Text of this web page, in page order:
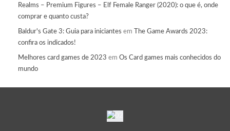
Realms – Premium Figures – Elf Female Ranger (2020): o que é, onde
comprar e quanto custa?
Baldur's Gate 3: Guia para iniciantes em
The Game Awards 2023:
confira os indicados!
Melhores card games de 2023 em Os Card games mais conhecidos do
mundo